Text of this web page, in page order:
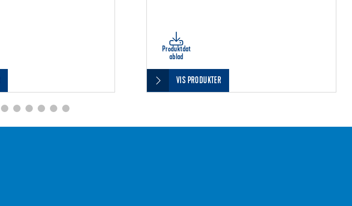
Produktdat
ablad
VIS PRODUKTER